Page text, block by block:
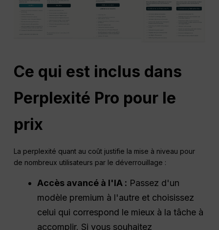
Ce qui est inclus dans
Perplexité Pro pour le
prix
La perplexité quant au coût justifie la mise à niveau pour
de nombreux utilisateurs par le déverrouillage :
Accès avancé à l'IA : Passez d'un
modèle premium à l'autre et choisissez
celui qui correspond le mieux à la tâche à
accomplir. Si vous souhaitez